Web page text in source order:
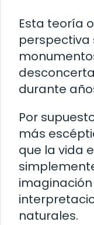
Esta teoría
perspectiva
durante
Por
más
que la vida
naturales.